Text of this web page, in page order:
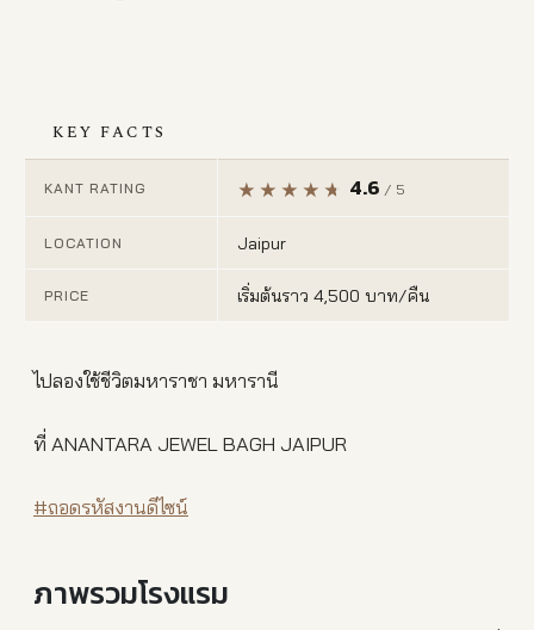
KEY FACTS
KANT RATING 4.6 / 5
LOCATION Jaipur
PRICE เริ่มต้นราว 4,500 บาท/คืน
ไปลองใช้ชีวิตมหาราชา มหารานี
ที่ ANANTARA JEWEL BAGH JAIPUR
#ถอดรหัสงานดีไซน์
ภาพรวมโรงแรม